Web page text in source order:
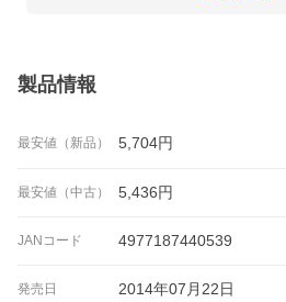
製品情報
最安値（新品） 5,704円
最安値（中古） 5,436円
JANコード 4977187440539
発売日 2014年07月22日